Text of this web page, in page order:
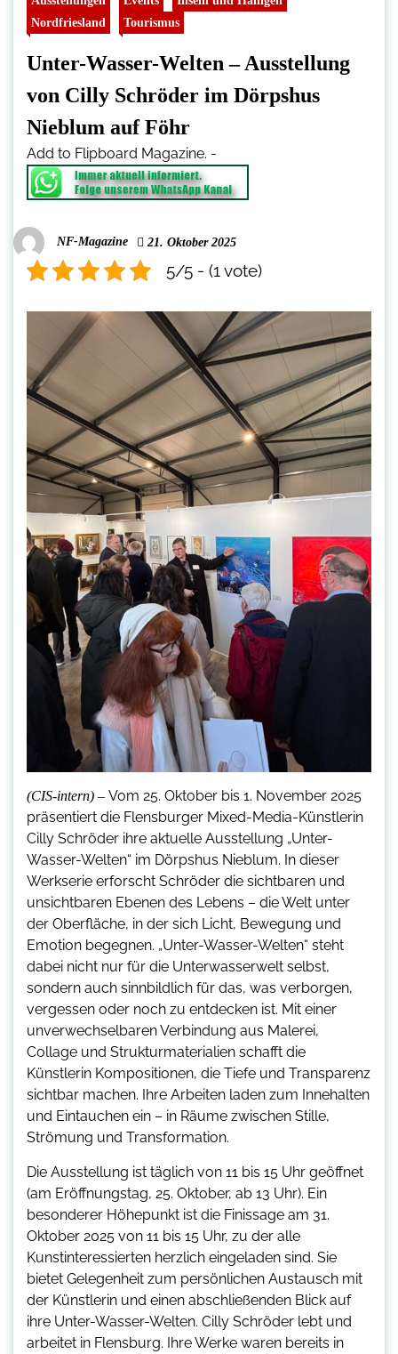
Nordfriesland
Tourismus
Unter-Wasser-Welten – Ausstellung
von Cilly Schröder im Dörpshus
Nieblum auf Föhr
Add to Flipboard Magazine. -
NF-Magazine 21. Oktober 2025
5/5 - (1 vote)
(CIS-intern) – Vom 25. Oktober bis 1. November 2025
präsentiert die Flensburger Mixed-Media-Künstlerin
Cilly Schröder ihre aktuelle Ausstellung „Unter-
Wasser-Welten“ im Dörpshus Nieblum. In dieser
Werkserie erforscht Schröder die sichtbaren und
unsichtbaren Ebenen des Lebens – die Welt unter
der Oberfläche, in der sich Licht, Bewegung und
Emotion begegnen. „Unter-Wasser-Welten“ steht
dabei nicht nur für die Unterwasserwelt selbst,
sondern auch sinnbildlich für das, was verborgen,
vergessen oder noch zu entdecken ist. Mit einer
unverwechselbaren Verbindung aus Malerei,
Collage und Strukturmaterialien schafft die
Künstlerin Kompositionen, die Tiefe und Transparenz
sichtbar machen. Ihre Arbeiten laden zum Innehalten
und Eintauchen ein – in Räume zwischen Stille,
Strömung und Transformation.
Die Ausstellung ist täglich von 11 bis 15 Uhr geöffnet
(am Eröffnungstag, 25. Oktober, ab 13 Uhr). Ein
besonderer Höhepunkt ist die Finissage am 31.
Oktober 2025 von 11 bis 15 Uhr, zu der alle
Kunstinteressierten herzlich eingeladen sind. Sie
bietet Gelegenheit zum persönlichen Austausch mit
der Künstlerin und einen abschließenden Blick auf
ihre Unter-Wasser-Welten. Cilly Schröder lebt und
arbeitet in Flensburg. Ihre Werke waren bereits in